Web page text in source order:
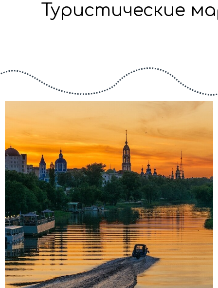
Туристические